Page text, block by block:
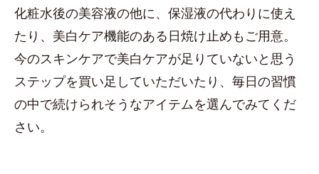
化粧水後の美容液の他に、保湿液の代わりに使え
たり、美白ケア機能のある日焼け止めもご用意。
今のスキンケアで美白ケアが足りていないと思う
ステップを買い足していただいたり、毎日の習慣
の中で続けられそうなアイテムを選んでみてくだ
さい。